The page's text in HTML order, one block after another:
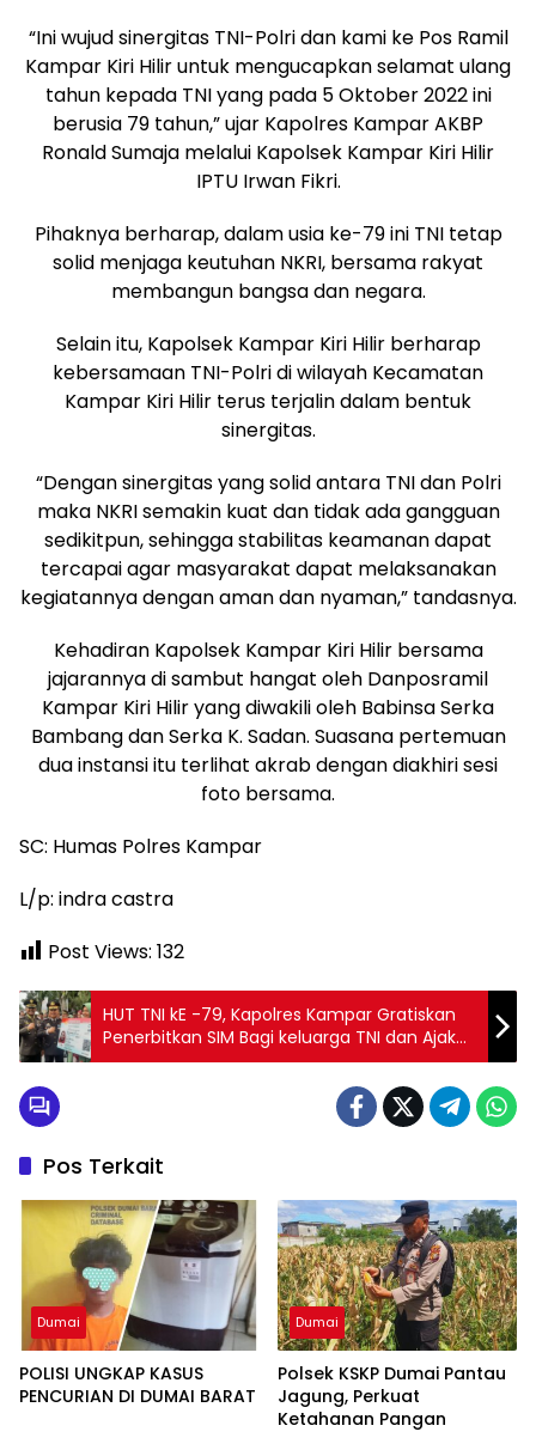
“Ini wujud sinergitas TNI-Polri dan kami ke Pos Ramil
Kampar Kiri Hilir untuk mengucapkan selamat ulang
tahun kepada TNI yang pada 5 Oktober 2022 ini
berusia 79 tahun,” ujar Kapolres Kampar AKBP
Ronald Sumaja melalui Kapolsek Kampar Kiri Hilir
IPTU Irwan Fikri.
Pihaknya berharap, dalam usia ke-79 ini TNI tetap
solid menjaga keutuhan NKRI, bersama rakyat
membangun bangsa dan negara.
Selain itu, Kapolsek Kampar Kiri Hilir berharap
kebersamaan TNI-Polri di wilayah Kecamatan
Kampar Kiri Hilir terus terjalin dalam bentuk
sinergitas.
“Dengan sinergitas yang solid antara TNI dan Polri
maka NKRI semakin kuat dan tidak ada gangguan
sedikitpun, sehingga stabilitas keamanan dapat
tercapai agar masyarakat dapat melaksanakan
kegiatannya dengan aman dan nyaman,” tandasnya.
Kehadiran Kapolsek Kampar Kiri Hilir bersama
jajarannya di sambut hangat oleh Danposramil
Kampar Kiri Hilir yang diwakili oleh Babinsa Serka
Bambang dan Serka K. Sadan. Suasana pertemuan
dua instansi itu terlihat akrab dengan diakhiri sesi
foto bersama.
SC: Humas Polres Kampar
L/p: indra castra
Post Views: 132
HUT TNI kE -79, Kapolres Kampar Gratiskan
Penerbitkan SIM Bagi keluarga TNI dan Ajak
Bersinergi Dalam Pilkada 2024.
Pos Terkait
Dumai
POLISI UNGKAP KASUS
PENCURIAN DI DUMAI BARAT
Dumai
Polsek KSKP Dumai Pantau
Jagung, Perkuat
Ketahanan Pangan